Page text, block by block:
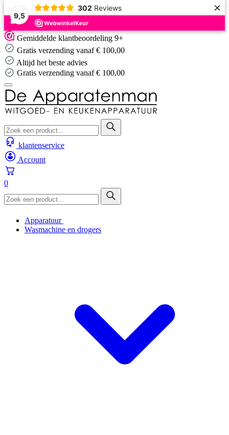
9,5
302 Reviews ×
Skip
to
content
Gemiddelde klantbeoordeling 9+
Gratis verzending vanaf € 100,00
Altijd het beste advies
Gratis verzending vanaf € 100,00
klantenservice
Account
0
Apparatuur
Wasmachine en drogers